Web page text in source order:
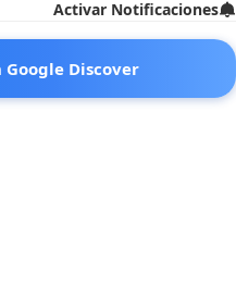
Activar Notificaciones
Google Discover